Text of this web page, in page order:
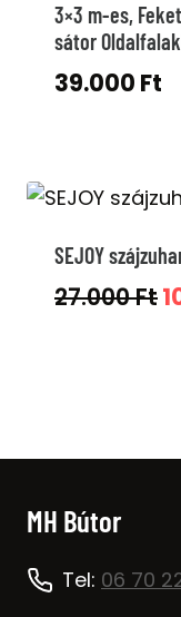
3×3 m-es,
sátor
39.000 Ft
SEJOY
27.000Ft
MH Bútor
Tel: 06 70